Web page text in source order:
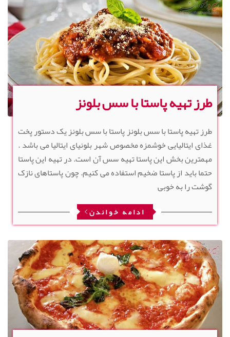
طرز تهیه پاستا با سس بلونز
طرز تهیه پاستا با سس بلونز پاستا با سس بلونز یک دستور پخت
غذای ایتالیایی خوشمزه مخصوص شهر بلونیای ایتالیا می باشد .
مهمترین بخش این پاستا تهیه سس آن است. در تهیه این پاستا
حتما باید از پاستا ضخیم استفاده می کنیم. چون پاستاهای نازک
گوشت را به خوبی
ادامه خواندن